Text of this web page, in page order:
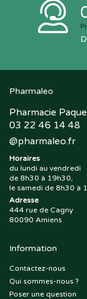
Pharmaleo
Pharmacie Paque
03 22 46 14 48
@pharmaleo.fr
Horaires
du lundi au vendredi
de 8h30 à 19h30,
le samedi de 8h30 à
Adresse
444 rue de Cagny
80090 Amiens
Information
Contactez-nous
Qui sommes-nous ?
Poser une question